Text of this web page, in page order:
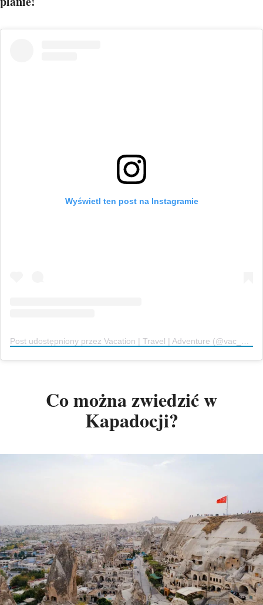
Wyświetl ten post na Instagramie
Post udostępniony przez Vacation | Travel | Adventure (@vac_ationspots)
Co można zwiedzić w
Kapadocji?